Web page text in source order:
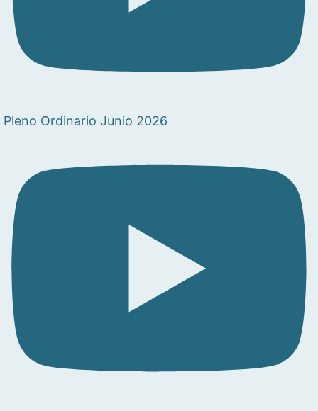
Pleno Ordinario Junio 2026